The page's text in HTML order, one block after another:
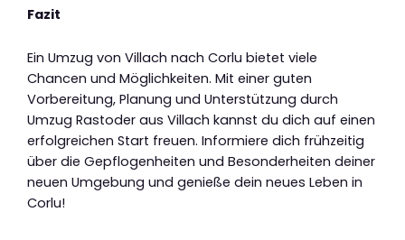
Fazit
Ein Umzug von Villach nach Corlu bietet viele
Chancen und Möglichkeiten. Mit einer guten
Vorbereitung, Planung und Unterstützung durch
Umzug Rastoder aus Villach kannst du dich auf einen
erfolgreichen Start freuen. Informiere dich frühzeitig
über die Gepflogenheiten und Besonderheiten deiner
neuen Umgebung und genieße dein neues Leben in
Corlu!